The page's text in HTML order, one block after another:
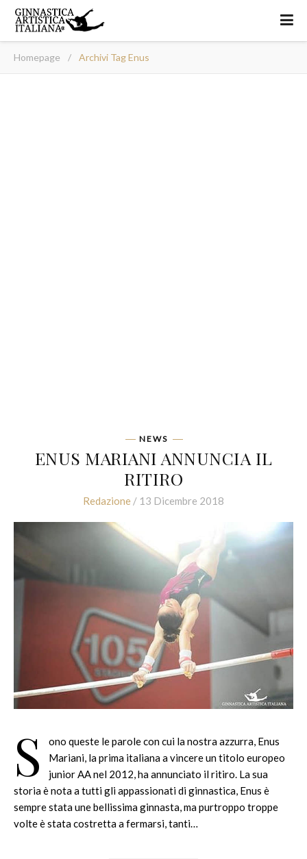
Homepage / Archivi Tag Enus
NEWS
ENUS MARIANI ANNUNCIA IL
RITIRO
Redazione / 13 Dicembre 2018
S
ono queste le parole con cui la nostra azzurra, Enus
Mariani, la prima italiana a vincere un titolo europeo
junior AA nel 2012, ha annunciato il ritiro. La sua
storia è nota a tutti gli appassionati di ginnastica, Enus è
sempre stata une bellissima ginnasta, ma purtroppo troppe
volte è stata costretta a fermarsi, tanti…